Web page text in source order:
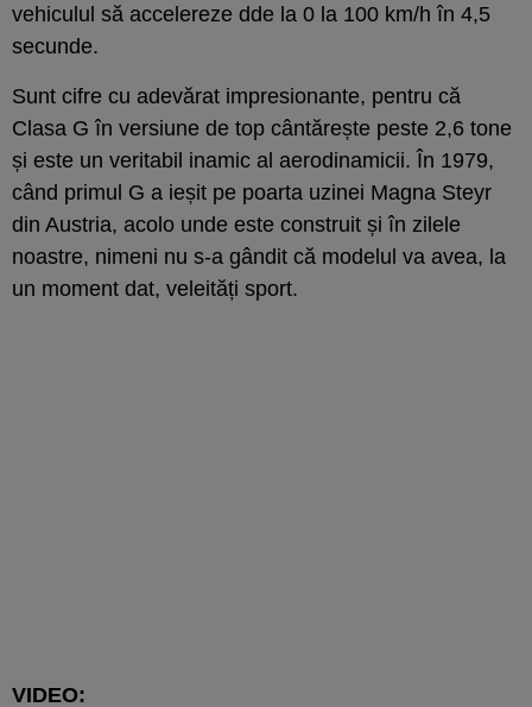
vehiculul să accelereze dde la 0 la 100 km/h în 4,5
secunde.
Sunt cifre cu adevărat impresionante, pentru că
Clasa G în versiune de top cântărește peste 2,6 tone
și este un veritabil inamic al aerodinamicii. În 1979,
când primul G a ieșit pe poarta uzinei Magna Steyr
din Austria, acolo unde este construit și în zilele
noastre, nimeni nu s-a gândit că modelul va avea, la
un moment dat, veleități sport.
VIDEO: